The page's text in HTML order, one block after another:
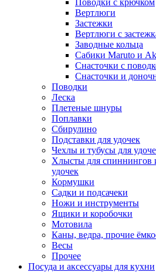
Поводки с крючком
Вертлюги
Застежки
Вертлюги с
Заводные кольца
Сабики Maruto и
Снасточки с
Снасточки и
Поводки
Леска
Плетеные шнуры
Поплавки
Сбирулино
Подставки для удочек
Чехлы и тубусы для
Хлысты для спиннингов
удочек
Кормушки
Садки и подсачеки
Ножи и инструменты
Ящики и коробочки
Мотовила
Каны, ведра, прочие
Весы
Прочее
Посуда и аксессуары для кухни